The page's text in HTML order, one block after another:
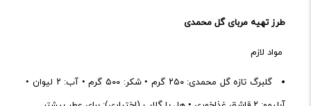
طرز تهیه مربای گل محمدی
مواد لازم
گلبرگ تازه گل محمدی: ۲۵۰ گرم • شکر: ۵۰۰ گرم • آب: ۲ لیوان •